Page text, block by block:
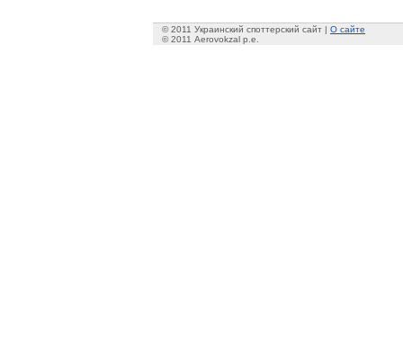
© 2011 Украинский споттерский сайт | О сайте
© 2011 Aerovokzal p.e.